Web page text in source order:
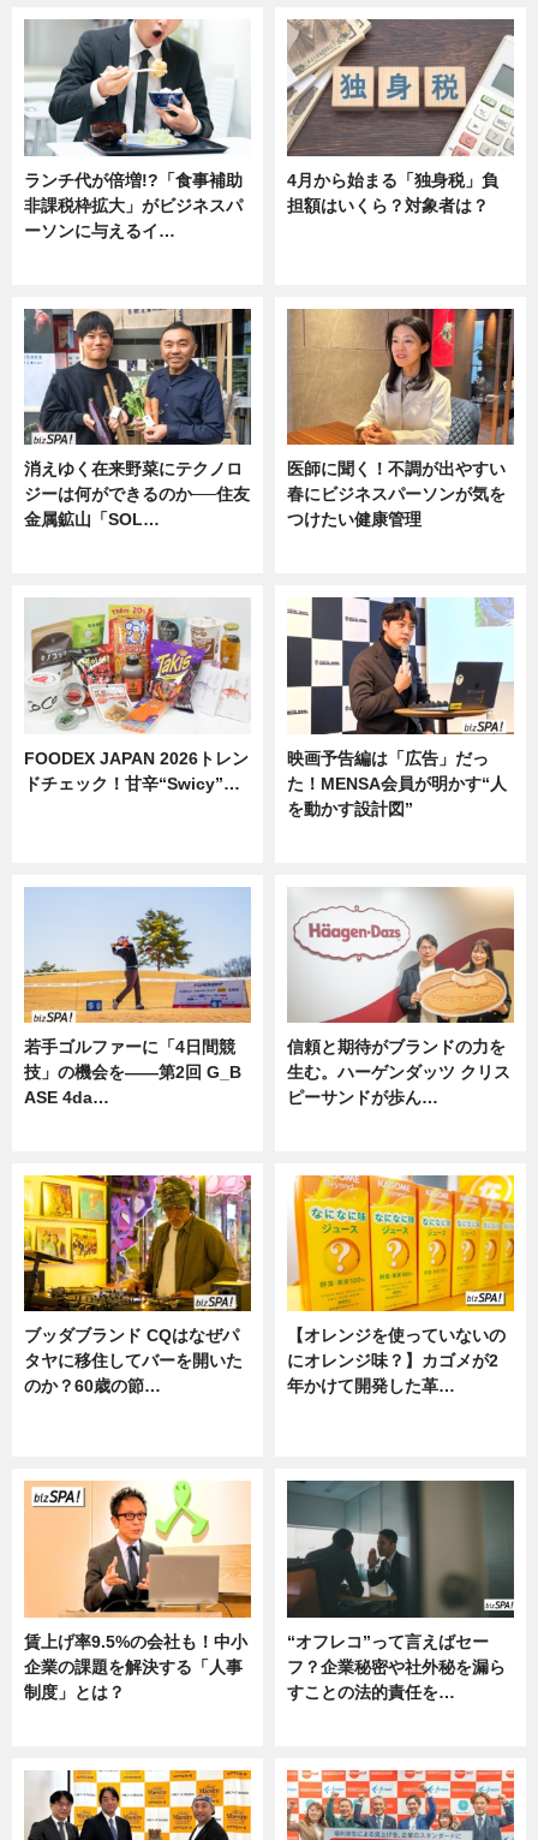
ランチ代が倍増!?「食事補助
非課税枠拡大」がビジネスパ
ーソンに与えるイ…
4月から始まる「独身税」負
担額はいくら？対象者は？
消えゆく在来野菜にテクノロ
ジーは何ができるのか──住友
金属鉱山「SOL…
医師に聞く！不調が出やすい
春にビジネスパーソンが気を
つけたい健康管理
FOODEX JAPAN 2026トレン
ドチェック！甘辛“Swicy”…
映画予告編は「広告」だっ
た！MENSA会員が明かす“人
を動かす設計図”
若手ゴルファーに「4日間競
技」の機会を——第2回 G_B
ASE 4da…
信頼と期待がブランドの力を
生む。ハーゲンダッツ クリス
ピーサンドが歩ん…
ブッダブランド CQはなぜパ
タヤに移住してバーを開いた
のか？60歳の節…
【オレンジを使っていないの
にオレンジ味？】カゴメが2
年かけて開発した革…
賃上げ率9.5%の会社も！中小
企業の課題を解決する「人事
制度」とは？
“オフレコ”って言えばセー
フ？企業秘密や社外秘を漏ら
すことの法的責任を…